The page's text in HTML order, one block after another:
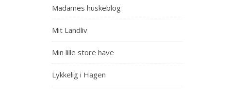
Madames huskeblog
Mit Landliv
Min lille store have
Lykkelig i Hagen